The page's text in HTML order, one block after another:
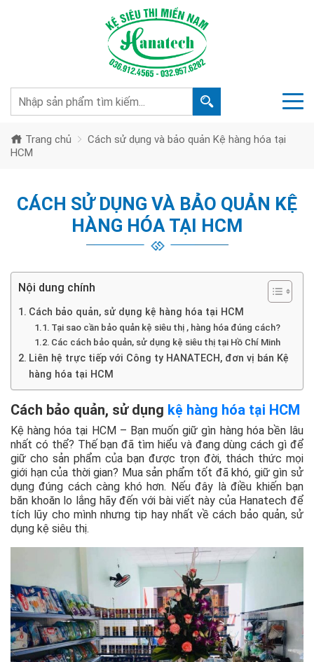
Trang chủ
Cách sử dụng và bảo quản Kệ hàng hóa tại
HCM
CÁCH SỬ DỤNG VÀ BẢO QUẢN KỆ
HÀNG HÓA TẠI HCM
Nội dung chính
Cách bảo quản, sử dụng kệ hàng hóa tại HCM
Tại sao cần bảo quản kệ siêu thị , hàng hóa đúng cách?
Các cách bảo quản, sử dụng kệ siêu thị tại Hồ Chí Minh
Liên hệ trực tiếp với Công ty HANATECH, đơn vị bán Kệ
hàng hóa tại HCM
Cách bảo quản, sử dụng kệ hàng hóa tại HCM
Kệ hàng hóa tại HCM – Bạn muốn giữ gìn hàng hóa bền lâu
nhất có thể? Thế bạn đã tìm hiểu và đang dùng cách gì để
giữ cho sản phẩm của bạn được trọn đời, thách thức mọi
giới hạn của thời gian? Mua sản phẩm tốt đã khó, giữ gìn sử
dụng đúng cách càng khó hơn. Nếu đây là điều khiến bạn
băn khoăn lo lắng hãy đến với bài viết này của Hanatech để
tích lũy cho mình nhưng tip hay nhất về cách bảo quản, sử
dụng kệ siêu thị.